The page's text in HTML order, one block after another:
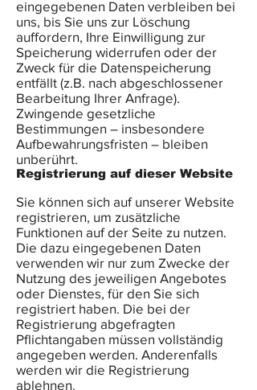
eingegebenen Daten verbleiben bei
uns, bis Sie uns zur Löschung
auffordern, Ihre Einwilligung zur
Speicherung widerrufen oder der
Zweck für die Datenspeicherung
entfällt (z.B. nach abgeschlossener
Bearbeitung Ihrer Anfrage).
Zwingende gesetzliche
Bestimmungen – insbesondere
Aufbewahrungsfristen – bleiben
unberührt.
Registrierung auf dieser Website
Sie können sich auf unserer Website
registrieren, um zusätzliche
Funktionen auf der Seite zu nutzen.
Die dazu eingegebenen Daten
verwenden wir nur zum Zwecke der
Nutzung des jeweiligen Angebotes
oder Dienstes, für den Sie sich
registriert haben. Die bei der
Registrierung abgefragten
Pflichtangaben müssen vollständig
angegeben werden. Anderenfalls
werden wir die Registrierung
ablehnen.